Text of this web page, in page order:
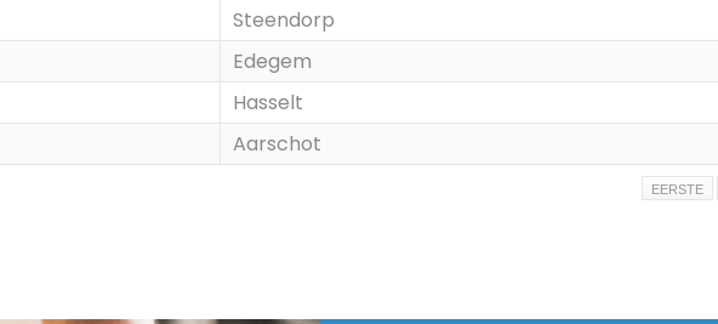
Steendorp
Edegem
Hasselt
Aarschot
EERSTE